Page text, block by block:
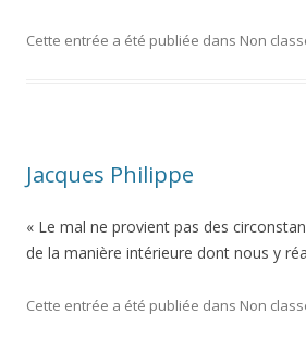
Cette entrée a été publiée dans Non
Jacques Philippe
« Le mal ne provient pas des
de la manière intérieure dont nous y
Cette entrée a été publiée dans Non